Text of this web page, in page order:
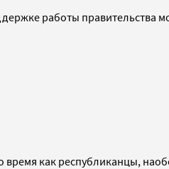
работы правительства
как республиканцы,